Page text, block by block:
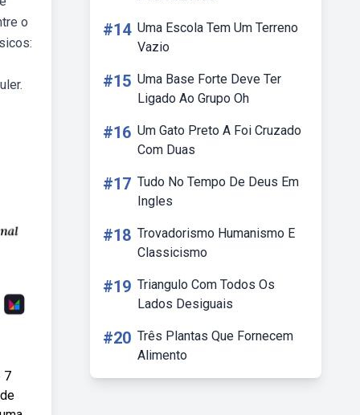
o
7
#14 Uma Escola Tem Um Terreno
Vazio
#15 Uma Base Forte Deve Ter
Ligado Ao Grupo Oh
#16 Um Gato Preto A Foi Cruzado
Com Duas
#17 Tudo No Tempo De Deus Em
Ingles
#18 Trovadorismo Humanismo E
Classicismo
#19 Triangulo Com Todos Os
Lados Desiguais
#20 Três Plantas Que Fornecem
Alimento